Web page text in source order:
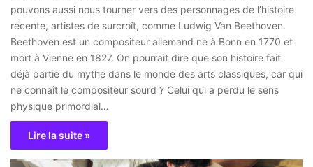
pouvons aussi nous tourner vers des personnages de l’histoire
récente, artistes de surcroît, comme Ludwig Van Beethoven.
Beethoven est un compositeur allemand né à Bonn en 1770 et
mort à Vienne en 1827. On pourrait dire que son histoire fait
déjà partie du mythe dans le monde des arts classiques, car qui
ne connaît le compositeur sourd ? Celui qui a perdu le sens
physique primordial…
Lire la suite »